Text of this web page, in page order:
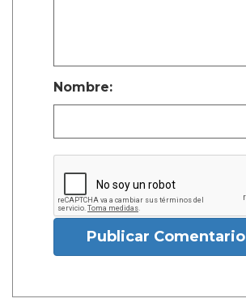
Nombre:
Publicar Comentario